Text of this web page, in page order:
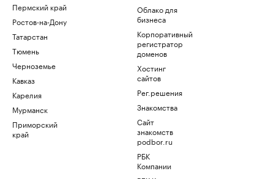
Пермский край
Ростов-на-Дону
Татарстан
Тюмень
Черноземье
Кавказ
Карелия
Мурманск
Приморский
край
Облако для
бизнеса
Корпоративный
регистратор
доменов
Хостинг
сайтов
Рег.решения
Знакомства
Сайт
знакомств
podbor.ru
РБК
Компании